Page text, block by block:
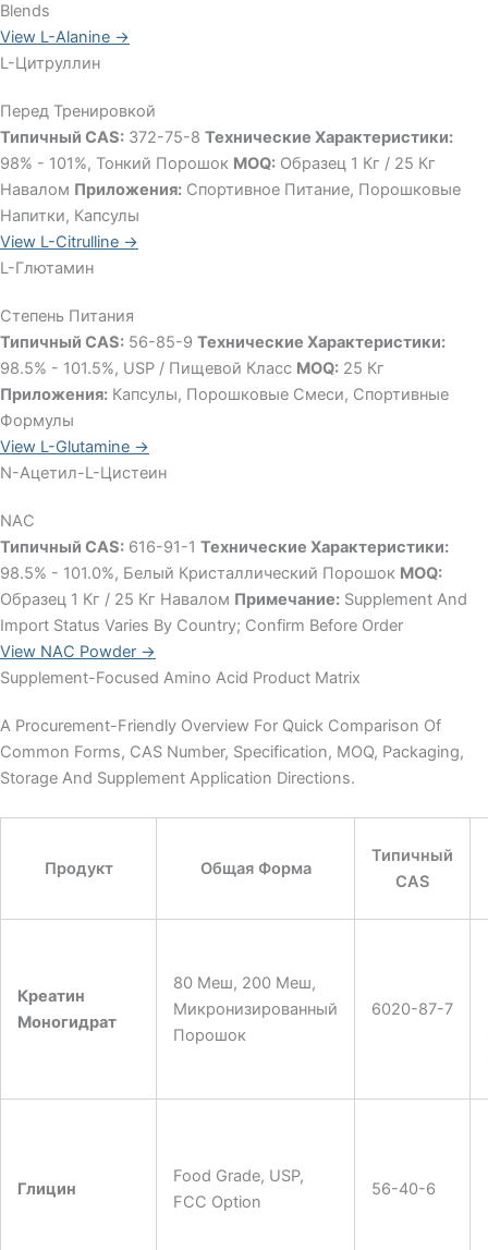
Blends
View L-Alanine →
L-Цитруллин
Перед Тренировкой
Типичный CAS: 372-75-8 Технические Характеристики:
98% - 101%, Тонкий Порошок MOQ: Образец 1 Кг / 25 Кг
Навалом Приложения: Спортивное Питание, Порошковые
Напитки, Капсулы
View L-Citrulline →
L-Глютамин
Степень Питания
Типичный CAS: 56-85-9 Технические Характеристики:
98.5% - 101.5%, USP / Пищевой Класс MOQ: 25 Кг
Приложения: Капсулы, Порошковые Смеси, Спортивные
Формулы
View L-Glutamine →
N-Ацетил-L-Цистеин
NAC
Типичный CAS: 616-91-1 Технические Характеристики:
98.5% - 101.0%, Белый Кристаллический Порошок MOQ:
Образец 1 Кг / 25 Кг Навалом Примечание: Supplement And
Import Status Varies By Country; Confirm Before Order
View NAC Powder →
Supplement-Focused Amino Acid Product Matrix
A Procurement-Friendly Overview For Quick Comparison Of
Common Forms, CAS Number, Specification, MOQ, Packaging,
Storage And Supplement Application Directions.
Продукт Общая Форма
Типичный
CAS
Креатин
Моногидрат
80 Меш, 200 Меш,
Микронизированный
Порошок
6020-87-7
Глицин
Food Grade, USP,
FCC Option
56-40-6